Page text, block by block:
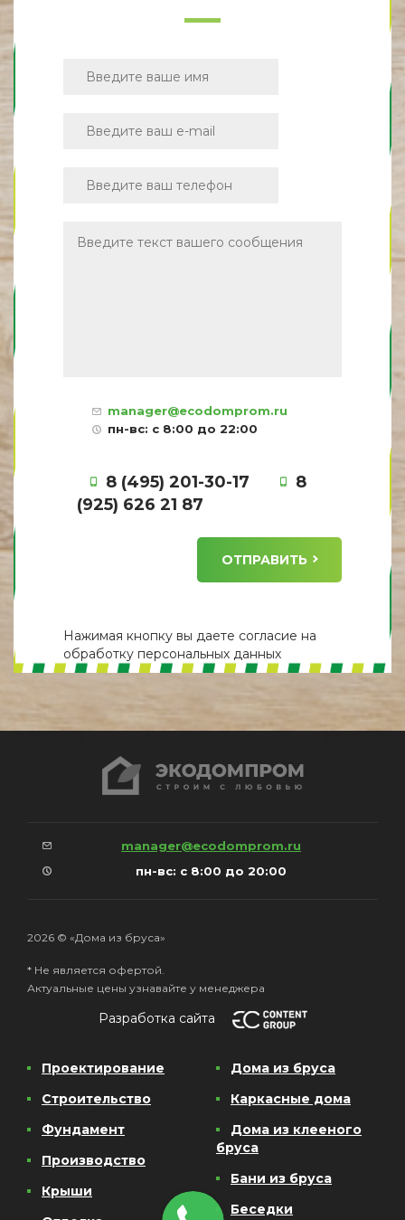
manager@ecodomprom.ru
пн-вс: с 8:00 до 22:00
8 (495) 201-30-17
8
(925) 626 21 87
ОТПРАВИТЬ
Нажимая кнопку вы даете согласие на
обработку персональных данных
manager@ecodomprom.ru
пн-вс: с 8:00 до 20:00
2026 © «Дома из бруса»
* Не является офертой.
Актуальные цены узнавайте у менеджера
Разработка сайта
Проектирование
Строительство
Фундамент
Производство
Крыши
Дома из бруса
Каркасные дома
Дома из клееного
бруса
Бани из бруса
Беседки